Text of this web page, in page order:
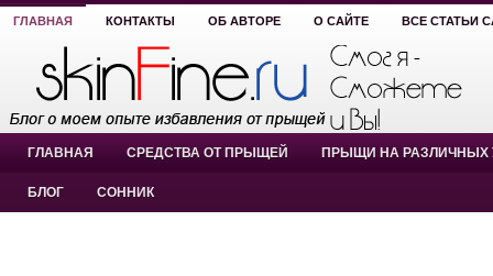
ГЛАВНАЯ КОНТАКТЫ ОБ АВТОРЕ О САЙТЕ ВСЕ СТАТЬИ
ГЛАВНАЯ СРЕДСТВА ОТ ПРЫЩЕЙ ПРЫЩИ НА РАЗЛИЧНЫХ
БЛОГ СОННИК